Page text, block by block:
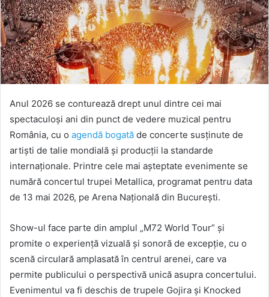
Anul 2026 se conturează drept unul dintre cei mai
spectaculoși ani din punct de vedere muzical pentru
România, cu o agendă bogată de concerte susținute de
artiști de talie mondială și producții la standarde
internaționale. Printre cele mai așteptate evenimente se
numără concertul trupei Metallica, programat pentru data
de 13 mai 2026, pe Arena Națională din București.
Show-ul face parte din amplul „M72 World Tour” și
promite o experiență vizuală și sonoră de excepție, cu o
scenă circulară amplasată în centrul arenei, care va
permite publicului o perspectivă unică asupra concertului.
Evenimentul va fi deschis de trupele Gojira și Knocked